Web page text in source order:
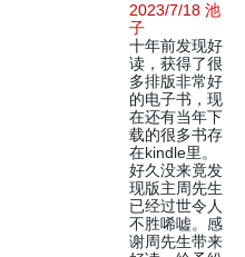
2023/7/18 池
子
十年前发现好
读，获得了很
多排版非常好
的电子书，现
在还有当年下
载的很多书存
在kindle里。
好久没来竟发
现版主周先生
已经过世令人
不胜唏嘘。感
谢周先生带来